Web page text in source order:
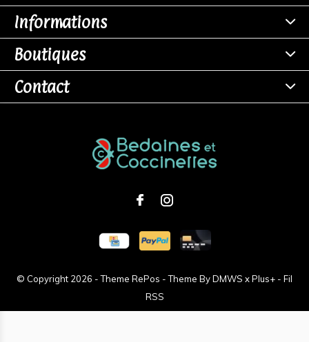
Informations
Boutiques
Contact
© Copyright 2026 - Theme RePos - Theme ByDMWS xPlus+ - Fil
RSS